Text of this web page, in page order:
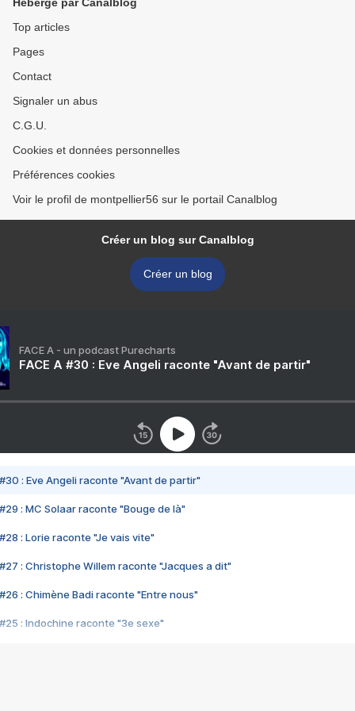
Top articles
Pages
Contact
Signaler un abus
C.G.U.
Cookies et données personnelles
Préférences cookies
Voir le profil de montpellier56 sur le portail Canalblog
Créer un blog sur Canalblog
Créer un blog
FACE A - un podcast Purecharts
FACE A #30 : Eve Angeli raconte "Avant de partir"
#30 : Eve Angeli raconte "Avant de partir"
#29 : MC Solaar raconte "Bouge de là"
#28 : Lorie raconte "Je vais vite"
#27 : Christophe Willem raconte "Jacques a dit"
#26 : Chimène Badi raconte "Entre nous"
#25 : Indochine raconte "3e sexe"